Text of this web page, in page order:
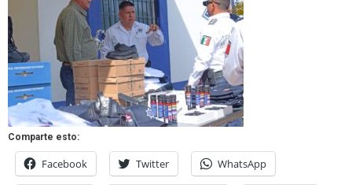
Comparte esto:
Facebook Twitter WhatsApp